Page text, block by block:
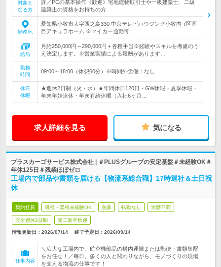
対象と
なる方
許／PCの基本操作《歓迎》宅地建物取引士や一級建築士、二級
建築士の資格をお持ちの方
勤務地
愛知県小牧市大字西之島330 中京テレビハウジング小牧内 7区画
目アキュラホーム ※マイカー通勤可…
給与
月給250,000円～290,000円＋各種手当※経験やスキルを考慮のう
え決定します。※営業実績による報酬があります…
勤務
時間
09:00～18:00（休憩60分）※時間外労働：なし
休日
休暇
★週休2日制（火・水）★年間休日120日・GW休暇・夏季休暇・
年末年始連休・年次有給休暇（入社6ヶ月…
求人詳細を見る 気になる
プラスカーゴサービス株式会社 | ＃PLUSグループの安定基盤＃未経験OK＃
年休125日＃残業ほぼゼロ
工場内で部品や書類を届ける【物流系総合職】17時退社＆土日祝
休
契約社員 職種・業種未経験OK 急募 転勤なし 学歴不問
完全週休2日制 第二新卒歓迎
情報更新日：2026/07/14 終了予定日： 2026/09/14
仕事内容
＼広大な工場内で、航空機部品の構内運搬または郵便・書類集配
をお任せ！／毎日、多くの人と関わりながら、モノづくりの現場
を支える物流の仕事です！